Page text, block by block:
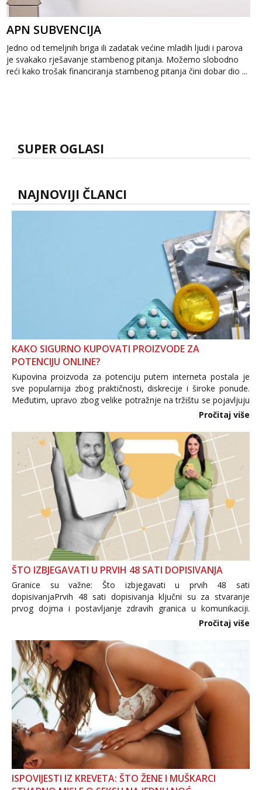
APN SUBVENCIJA
Jedno od temeljnih briga ili zadatak većine mladih ljudi i parova
je svakako rješavanje stambenog pitanja. Možemo slobodno
reći kako trošak financiranja stambenog pitanja čini dobar dio ...
SUPER OGLASI
NAJNOVIJI ČLANCI
KAKO SIGURNO KUPOVATI PROIZVODE ZA
POTENCIJU ONLINE?
Kupovina proizvoda za potenciju putem interneta postala je
sve popularnija zbog praktičnosti, diskrecije i široke ponude.
Međutim, upravo zbog velike potražnje na tržištu se pojavljuju
i brojni krivotvoreni proizvodi, nepouzdane internetske
Pročitaj više
ŠTO IZBJEGAVATI U PRVIH 48 SATI DOPISIVANJA
Granice su važne: Što izbjegavati u prvih 48 sati
dopisivanjaPrvih 48 sati dopisivanja ključni su za stvaranje
prvog dojma i postavljanje zdravih granica u komunikaciji.
Važno je izbjeći prebrzo otkrivanje osobnih ili intimnih
povjerenje. Takođe...
Pročitaj više
ISPOVIJESTI IZ KREVETA: ŠTO ŽENE I MUŠKARCI